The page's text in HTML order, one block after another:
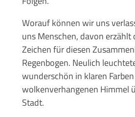
Worauf können wir uns
uns Menschen, davon erzählt
Zeichen für diesen
Regenbogen. Neulich
wunderschön in klaren
wolkenverhangenen Himmel
Stadt.